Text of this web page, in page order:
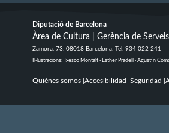
Diputació de Barcelona
Àrea de Cultura | Gerència de
Zamora, 73. 08018 Barcelona. Tel. 934 022 241
Il·lustracions: Txesco Montalt · Esther Pradell · Agustín
Quiénes somos| Accesibilidad Seguridad